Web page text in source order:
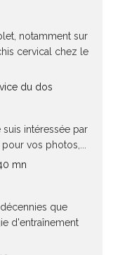
notamment sur
cervical chez le
du dos
intéressée par
vos photos,...
mn
que
d'entraînement